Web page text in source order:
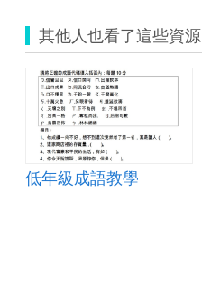
其他人也看了這些資源
低年級成語教學